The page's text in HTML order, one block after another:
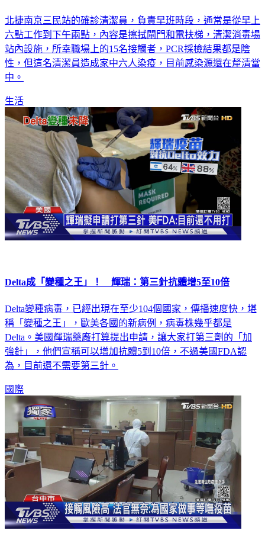
北捷南京三民站的確診清潔員，負責早班時段，通常是從早上
六點工作到下午兩點，內容是擦拭閘門和電扶梯，清潔消毒場
站內設施，所幸職場上的15名接觸者，PCR採檢結果都是陰
性，但這名清潔員造成家中六人染疫，目前感染源還在釐清當
中。
生活
Delta成「變種之王」！ 輝瑞：第三針抗體增5至10倍
Delta變種病毒，已經出現在至少104個國家，傳播速度快，堪
稱「變種之王」，歐美各國的新病例，病毒株幾乎都是
Delta。美國輝瑞藥廠打算提出申請，讓大家打第三劑的「加
強針」，他們宣稱可以增加抗體5到10倍，不過美國FDA認
為，目前還不需要第三針。
國際